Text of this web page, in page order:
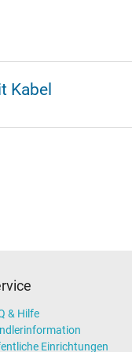
Kabel
& Hilfe
Einrichtungen